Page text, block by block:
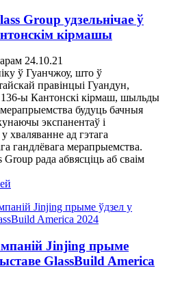
Group удзельнічае ў
кірмашы
24.10.21
ў Гуанчжоу, што ў
правінцыі Гуандун,
136-ы Кантонскі кірмаш, шыльды
будуць бачныя
экспанентаў і
хваляванне ад гэтага
гандлёвага мерапрыемства.
рада абвясціць аб сваім
Jinjing прыме
GlassBuild America